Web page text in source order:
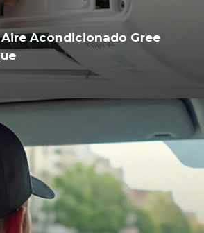
Acondicionado Gree